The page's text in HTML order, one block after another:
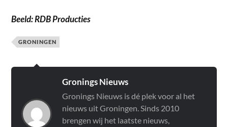
Beeld: RDB Producties
GRONINGEN
Gronings Nieuws
Gronings Nieuws is dé plek voor al het
nieuws uit Groningen. Sinds 2010
brengen wij het laatste nieuws,